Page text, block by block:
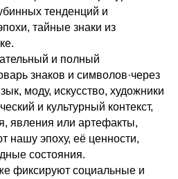
тенденций и
тайные знаки из
и полный
знаков и символов·через
моду, искусство, художники
и культурный контекст,
явления или артефакты,
нашу эпоху, её ценности,
состояния.
фиксируют социальные и